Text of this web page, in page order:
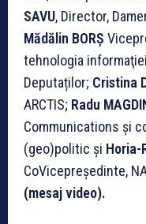
SAVU, Director,
Mădălin BORŞ
tehnologia
Deputaților; Cristina
ARCTIS; Radu
Communications și
(geo)politic și Horia-
CoVicepreședinte,
(mesaj video).